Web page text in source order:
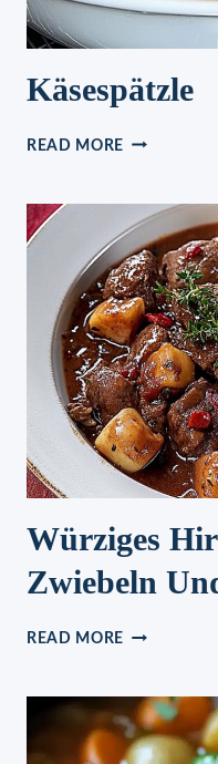
Käsespätzle
READ MORE
Würziges
Zwiebeln
READ MORE WÜRZIGES
ZWIEBELN
UND
PILZEN